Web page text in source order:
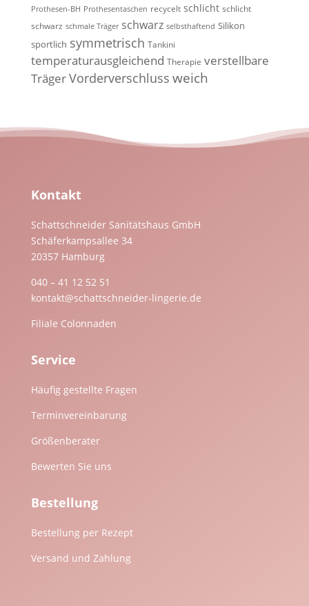
Prothesen-BH Prothesentaschen recycelt schlicht schlicht
schwarz schmale Träger schwarz selbsthaftend Silikon
sportlich symmetrisch Tankini
temperaturausgleichend Therapie verstellbare
TrägerVorderverschluss weich
Kontakt
Schattschneider Sanitätshaus GmbH
Schäferkampsallee 34
20357 Hamburg
040 – 41 12 52 51
kontakt@schattschneider-lingerie.de
Filiale Colonnaden
Service
Häufig gestellte Fragen
Terminvereinbarung
Größenberater
Bewerten Sie uns
Bestellung
Bestellung per Rezept
Versand und Zahlung